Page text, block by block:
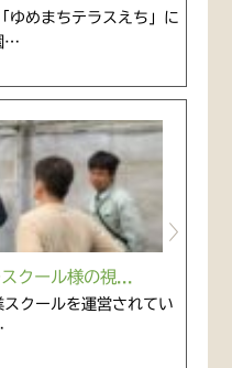
めまちテラスえち」に
…
クール様の視...
クールを運営されてい